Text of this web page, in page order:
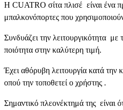
Η CUATRO σίτα πλισέ είναι ένα
μπαλκονόπορτες που
Συνδυάζει την λειτουργικότητα με
ποιότητα στην καλύτερη τιμή.
Έχει αθόρυβη λειτουργία κατά την
οπού την τοποθετεί ο χρήστης .
Σημαντικό πλεονέκτημά της είναι